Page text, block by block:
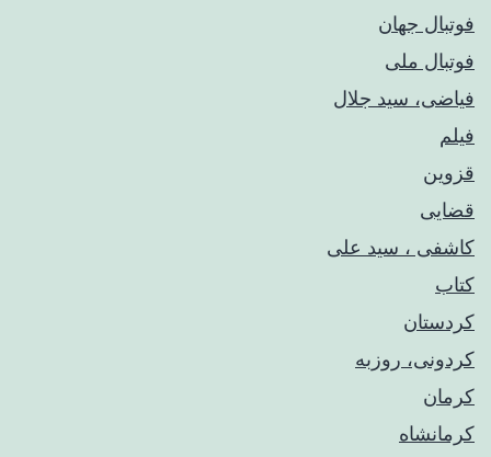
فوتبال جهان
فوتبال ملی
فیاضی، سید جلال
فیلم
قزوین
قضایی
کاشفی ، سید علی
کتاب
کردستان
کردونی، روزبه
کرمان
کرمانشاه